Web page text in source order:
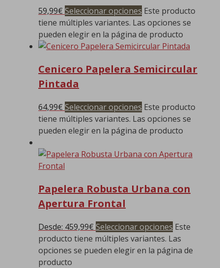
59,99€ Seleccionar opciones Este producto
tiene múltiples variantes. Las opciones se
pueden elegir en la página de producto
Cenicero Papelera Semicircular
Pintada
64,99€ Seleccionar opciones Este producto
tiene múltiples variantes. Las opciones se
pueden elegir en la página de producto
Papelera Robusta Urbana con
Apertura Frontal
Desde: 459,99€ Seleccionar opciones Este
producto tiene múltiples variantes. Las
opciones se pueden elegir en la página de
producto